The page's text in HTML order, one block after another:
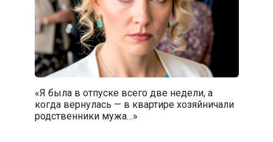
«Я была в отпуске всего две недели, а
когда вернулась — в квартире хозяйничали
родственники мужа…»